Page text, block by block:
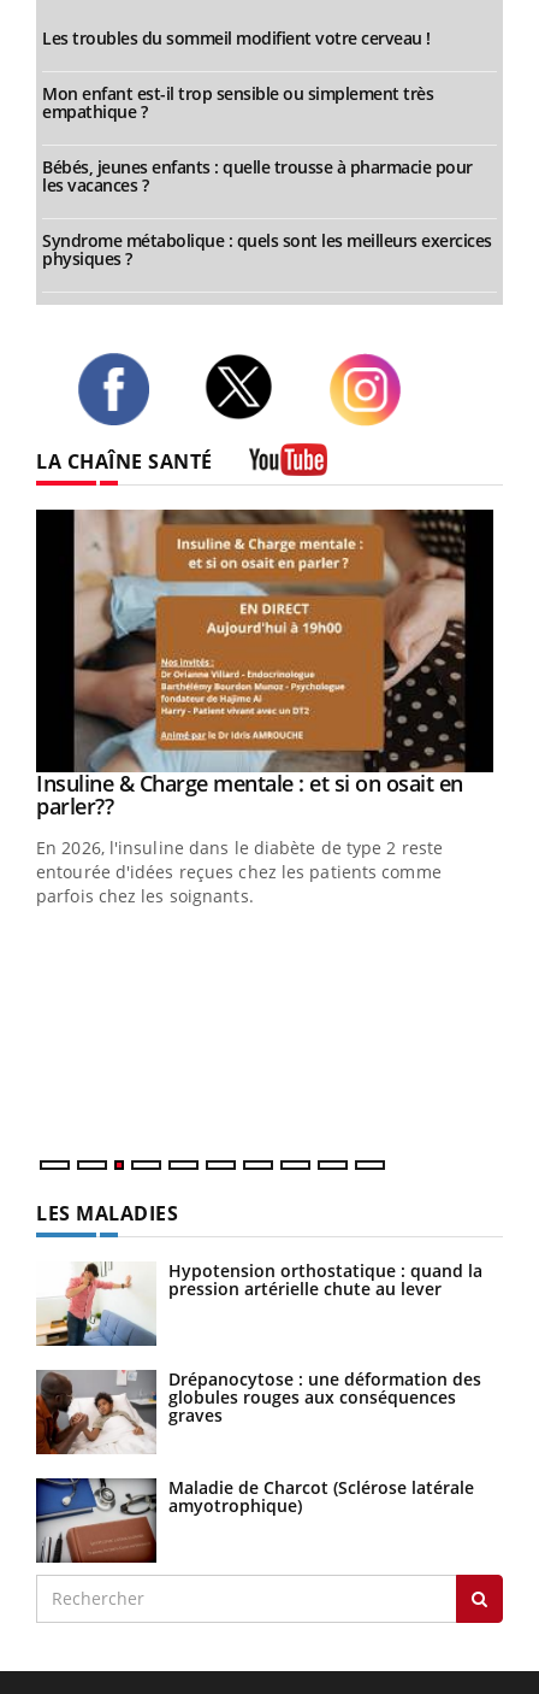
Les troubles du sommeil modifient votre cerveau !
Mon enfant est-il trop sensible ou simplement très
empathique ?
Bébés, jeunes enfants : quelle trousse à pharmacie pour
les vacances ?
Syndrome métabolique : quels sont les meilleurs exercices
physiques ?
LA CHAÎNE SANTÉ
Youtube
Insuline & Charge mentale : et si on osait en
parler??Youtube
En 2026, l'insuline dans le diabète de type 2 reste
entourée d'idées reçues chez les patients comme
parfois chez les soignants.
LES MALADIES
Hypotension orthostatique : quand la
pression artérielle chute au lever
Drépanocytose : une déformation des
globules rouges aux conséquences
graves
Maladie de Charcot (Sclérose latérale
amyotrophique)